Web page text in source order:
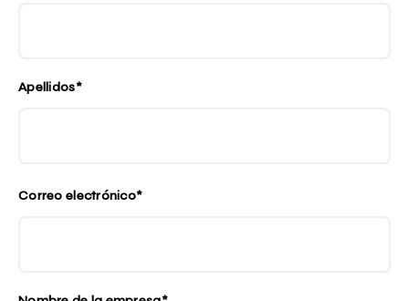
Apellidos*
Correo electrónico*